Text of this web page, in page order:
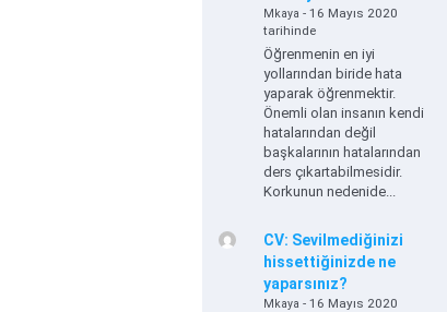
Mkaya - 16 Mayıs 2020
tarihinde
Öğrenmenin en iyi
yollarından biride hata
yaparak öğrenmektir.
Önemli olan insanın kendi
hatalarından değil
başkalarının hatalarından
ders çıkartabilmesidir.
Korkunun nedenide...
CV: Sevilmediğinizi
hissettiğinizde ne
yaparsınız?
Mkaya - 16 Mayıs 2020